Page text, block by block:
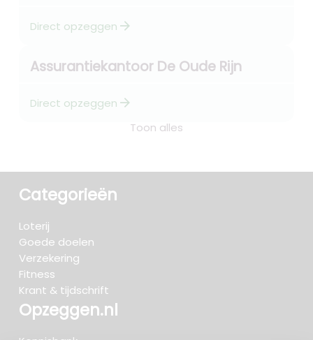
Direct opzeggen arrow_forward
Assurantiekantoor De Oude Rijn
Direct opzeggen arrow_forward
Toon alles
Categorieën
Loterij
Goede doelen
Verzekering
Fitness
Krant & tijdschrift
Opzeggen.nl